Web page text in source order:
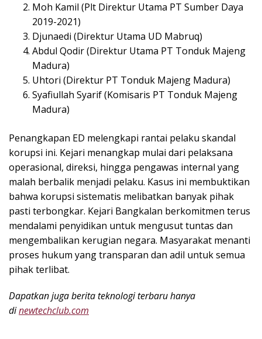
Moh Kamil (Plt Direktur Utama PT Sumber Daya
2019-2021)
Djunaedi (Direktur Utama UD Mabruq)
Abdul Qodir (Direktur Utama PT Tonduk Majeng
Madura)
Uhtori (Direktur PT Tonduk Majeng Madura)
Syafiullah Syarif (Komisaris PT Tonduk Majeng
Madura)
Penangkapan ED melengkapi rantai pelaku skandal
korupsi ini. Kejari menangkap mulai dari pelaksana
operasional, direksi, hingga pengawas internal yang
malah berbalik menjadi pelaku. Kasus ini membuktikan
bahwa korupsi sistematis melibatkan banyak pihak
pasti terbongkar. Kejari Bangkalan berkomitmen terus
mendalami penyidikan untuk mengusut tuntas dan
mengembalikan kerugian negara. Masyarakat menanti
proses hukum yang transparan dan adil untuk semua
pihak terlibat.
Dapatkan juga berita teknologi terbaru hanya
dinewtechclub.com